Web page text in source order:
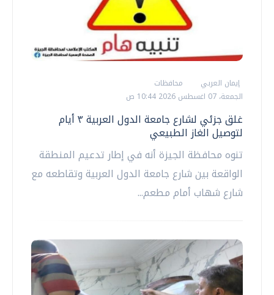
إيمان العربي
محافظات
الجمعة، 07 اغسطس 2026 10:44 ص
غلق جزئي لشارع جامعة الدول العربية ٣ أيام
لتوصيل الغاز الطبيعي
تنوه محافظة الجيزة أنه في إطار تدعيم المنطقة
الواقعة بين شارع جامعة الدول العربية وتقاطعه مع
شارع شهاب أمام مطعم...